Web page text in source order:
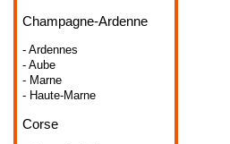
Champagne-Ardenne
- Ardennes
- Aube
- Marne
- Haute-Marne
Corse